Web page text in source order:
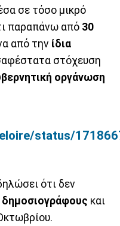
σε τόσο μικρό
παραπάνω από 30
από την ίδια
στόχευση
οργάνωση
status/
ότι δεν
δημοσιογράφους και